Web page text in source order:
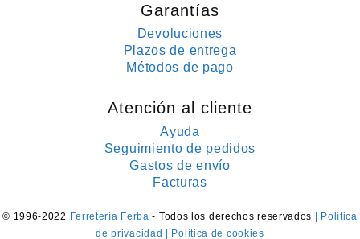
Garantías
Devoluciones
Plazos de entrega
Métodos de pago
Atención al cliente
Ayuda
Seguimiento de pedidos
Gastos de envío
Facturas
© 1996-2022 Ferretería Ferba- Todos los derechos reservados
| Política
de privacidad
| Política de cookies